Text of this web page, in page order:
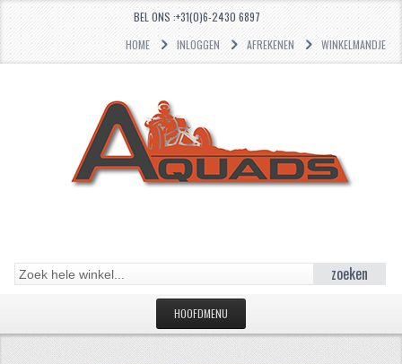
BEL ONS :+31(0)6-2430 6897
HOME
INLOGGEN AFREKENEN WINKELMANDJE
zoeken
HOOFDMENU